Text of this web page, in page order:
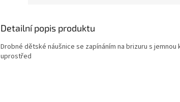
Detailní popis produktu
Drobné dětské náušnice se zapínáním na brizuru s
uprostřed